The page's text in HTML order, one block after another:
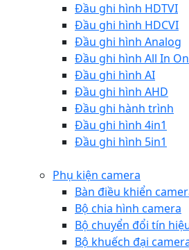
Đầu ghi hình HDTVI
Đầu ghi hình HDCVI
Đầu ghi hình Analog
Đầu ghi hình All In
Đầu ghi hình AI
Đầu ghi hình AHD
Đầu ghi hành trình
Đầu ghi hình 4in1
Đầu ghi hình 5in1
Phụ kiện camera
Bàn điều khiển
Bộ chia hình camera
Bộ chuyển đổi tín
Bộ khuếch đại